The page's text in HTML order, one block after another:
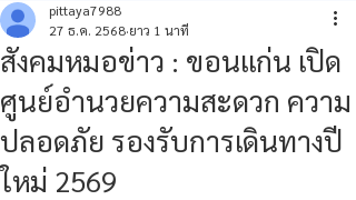
สังคมหมอข่าว : ขอนแก่น เปิด
ศูนย์อำนวยความสะดวก ความ
ปลอดภัย รองรับการเดินทางปี
ใหม่ 2569
pittaya7988
27 ธ.ค. 2568 ยาว 1 นาที